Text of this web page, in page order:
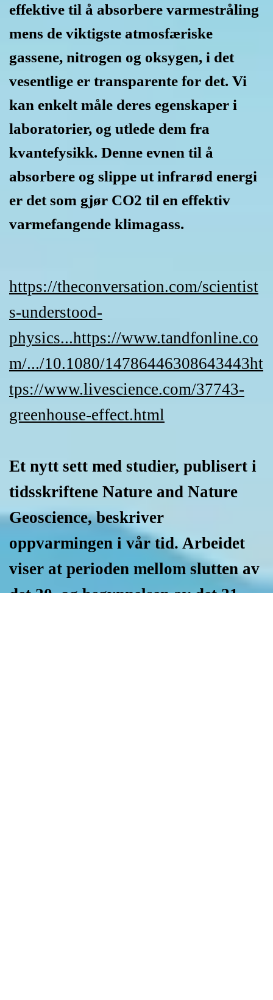
effektive til å absorbere varmestråling
mens de viktigste atmosfæriske
gassene, nitrogen og oksygen, i det
vesentlige er transparente for det. Vi
kan enkelt måle deres egenskaper i
laboratorier, og utlede dem fra
kvantefysikk. Denne evnen til å
absorbere og slippe ut infrarød energi
er det som gjør CO2 til en effektiv
varmefangende klimagass.
https://theconversation.com/scientist
s-understood-
physics...https://www.tandfonline.co
m/.../10.1080/14786446308643443ht
tps://www.livescience.com/37743-
greenhouse-effect.html
Et nytt sett med studier, publisert i
tidsskriftene Nature and Nature
Geoscience, beskriver
oppvarmingen i vår tid. Arbeidet
viser at perioden mellom slutten av
det 20. og begynnelsen av det 21.